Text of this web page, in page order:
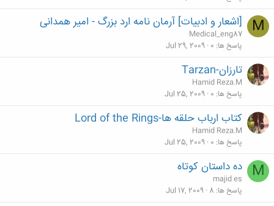
M [اشعار و ادبیات] آرمان نامه ارد بزرگ - امیر همدانی
Medical_eng87
پاسخ ها 0
Jul 29, 2009
تارزان-Tarzan
Hamid Reza.M
پاسخ ها 0
Jul 25, 2009
کتاب ارباب حلقه ها-Lord of the Rings
Hamid Reza.M
پاسخ ها 0
Jul 25, 2009
M ده داستان کوتاه
majid es
پاسخ ها 8
Jul 17, 2009